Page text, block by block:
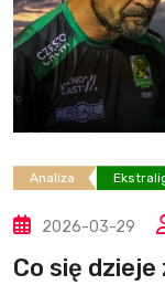
Analiza
2026-03-29
Co się dzieje